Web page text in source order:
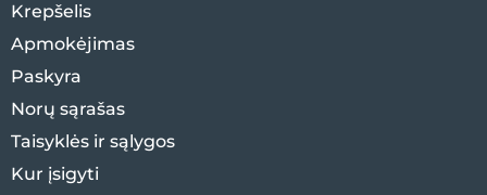
Krepšelis
Apmokėjimas
Paskyra
Norų sąrašas
Taisyklės ir sąlygos
Kur įsigyti